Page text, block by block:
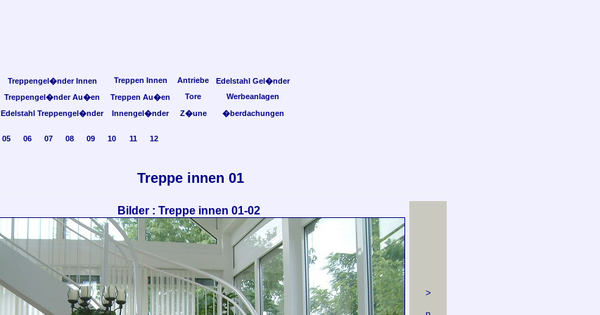
Treppe innen 01
Bilder : Treppe innen 01-02
>
Treppengel�nder Innen Treppen Innen Antriebe
Edelstahl Gel�nder
Treppengel�nder Au�en Treppen Au�en Tore
Werbeanlagen
Edelstahl Treppengel�nder Innengel�nder Z�une �berdachungen
05 06 07 08 09 10 11 12